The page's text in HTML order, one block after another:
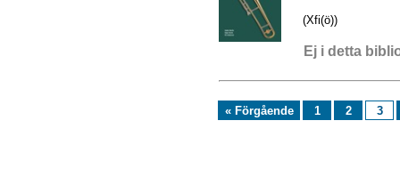
(Xfi(ö))
Ej i detta
« Förgående 1 2 3